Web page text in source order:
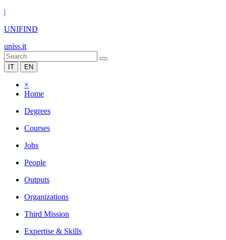
|
UNIFIND
uniss.it
IT EN
×
Home
Degrees
Courses
Jobs
People
Outputs
Organizations
Third Mission
Expertise & Skills